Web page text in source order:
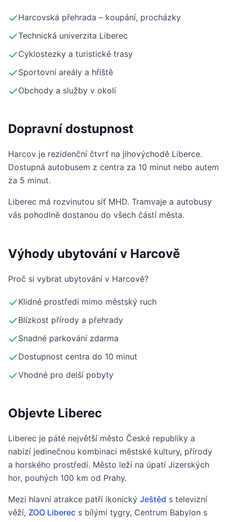
Harcovská přehrada – koupání, procházky
Technická univerzita Liberec
Cyklostezky a turistické trasy
Sportovní areály a hřiště
Obchody a služby v okolí
Dopravní dostupnost
Harcov je rezidenční čtvrť na jihovýchodě Liberce.
Dostupná autobusem z centra za 10 minut nebo autem
za 5 minut.
Liberec má rozvinutou síť MHD. Tramvaje a autobusy
vás pohodlně dostanou do všech částí města.
Výhody ubytování v Harcově
Proč si vybrat ubytování v Harcově?
Klidné prostředí mimo městský ruch
Blízkost přírody a přehrady
Snadné parkování zdarma
Dostupnost centra do 10 minut
Vhodné pro delší pobyty
Objevte Liberec
Liberec je páté největší město České republiky a
nabízí jedinečnou kombinaci městské kultury, přírody
a horského prostředí. Město leží na úpatí Jizerských
hor, pouhých 100 km od Prahy.
Mezi hlavní atrakce patří ikonický Ještěd s televizní
věží, ZOO Liberec s bílými tygry, Centrum Babylon s